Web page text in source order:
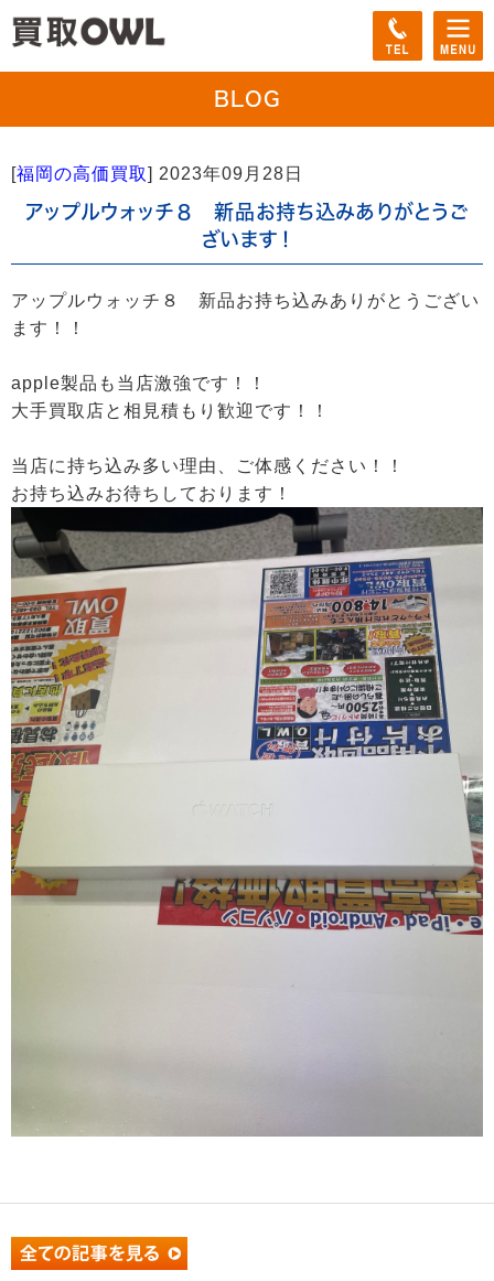
BLOG
[福岡の高価買取] 2023年09月28日
アップルウォッチ８ 新品お持ち込みありがとうご
ざいます！
アップルウォッチ８ 新品お持ち込みありがとうござい
ます！！
apple製品も当店激強です！！
大手買取店と相見積もり歓迎です！！
当店に持ち込み多い理由、ご体感ください！！
お持ち込みお待ちしております！